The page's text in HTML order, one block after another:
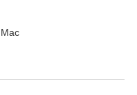
Mac